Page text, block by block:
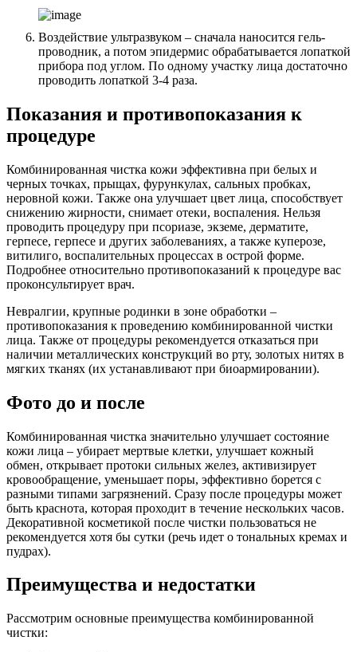
Воздействие ультразвуком – сначала наносится гель-
проводник, а потом эпидермис обрабатывается лопаткой
прибора под углом. По одному участку лица достаточно
проводить лопаткой 3-4 раза.
Показания и противопоказания к
процедуре
Комбинированная чистка кожи эффективна при белых и
черных точках, прыщах, фурункулах, сальных пробках,
неровной кожи. Также она улучшает цвет лица, способствует
снижению жирности, снимает отеки, воспаления. Нельзя
проводить процедуру при псориазе, экземе, дерматите,
герпесе, герпесе и других заболеваниях, а также куперозе,
витилиго, воспалительных процессах в острой форме.
Подробнее относительно противопоказаний к процедуре вас
проконсультирует врач.
Невралгии, крупные родинки в зоне обработки –
противопоказания к проведению комбинированной чистки
лица. Также от процедуры рекомендуется отказаться при
наличии металлических конструкций во рту, золотых нитях в
мягких тканях (их устанавливают при биоармировании).
Фото до и после
Комбинированная чистка значительно улучшает состояние
кожи лица – убирает мертвые клетки, улучшает кожный
обмен, открывает протоки сильных желез, активизирует
кровообращение, уменьшает поры, эффективно борется с
разными типами загрязнений. Сразу после процедуры может
быть краснота, которая проходит в течение нескольких часов.
Декоративной косметикой после чистки пользоваться не
рекомендуется хотя бы сутки (речь идет о тональных кремах и
пудрах).
Преимущества и недостатки
Рассмотрим основные преимущества комбинированной
чистки: